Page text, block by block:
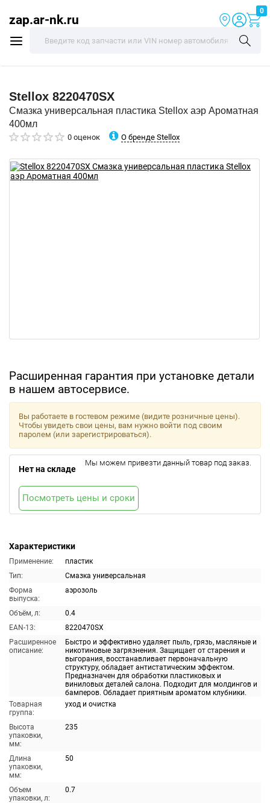
zap.ar-nk.ru
0
Stellox 8220470SX
Смазка универсальная пластика Stellox аэр Ароматная
400мл
0 оценок О бренде Stellox
Расширенная гарантия при установке детали
в нашем автосервисе.
Характеристики
Применение:
пластик
Тип:
Смазка универсальная
Форма
выпуска:
аэрозоль
Объём, л:
0.4
EAN-13:
8220470SX
Расширенное
описание:
Быстро и эффективно удаляет пыль, грязь, масляные и
никотиновые загрязнения. Защищает от старения и
выгорания, восстанавливает первоначальную
структуру, обладает антистатическим эффектом.
Предназначен для обработки пластиковых и
виниловых деталей салона. Подходит для молдингов и
бамперов. Обладает приятным ароматом клубники.
Товарная
группа:
уход и очистка
Высота
упаковки,
мм:
235
Длина
упаковки,
мм:
50
Объем
упаковки, л:
0.7
Вы работаете в гостевом режиме (видите розничные цены).
Чтобы увидеть свои цены, вам нужно войти под своим
паролем (или зарегистрироваться).
Нет на складе
Мы можем привезти данный товар под заказ.
Посмотреть цены и сроки